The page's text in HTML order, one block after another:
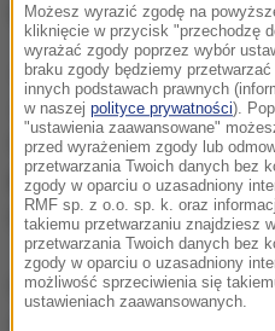
biuro prasowe szwedzkiej
Jak podaje agencja UE
Joint Investigation Team),
międzynarodowej
powołaniu zespołu
państw.
Niemiecka policja
Możesz wyrazić zgodę na
kliknięcie w przycisk "przechodzę
wyrażać zgody poprzez wybór
braku zgody będziemy
innych podstawach prawnych
w naszej polityce prywatności).
"ustawienia zaawansowane"
przed wyrażeniem zgody lub
przetwarzania Twoich danych bez
zgody w oparciu o uzasadniony
RMF sp. z o.o. sp. k. oraz
takiemu przetwarzaniu znajdziesz
przetwarzania Twoich danych bez
zgody w oparciu o uzasadniony
możliwość sprzeciwienia się
ustawieniach zaawansowanych.